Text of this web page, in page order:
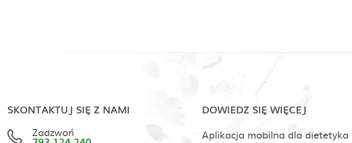
SKONTAKTUJ SIĘ Z NAMI
Zadzwoń
DOWIEDZ SIĘ WIĘCEJ
Aplikacja mobilna dla dietetyka